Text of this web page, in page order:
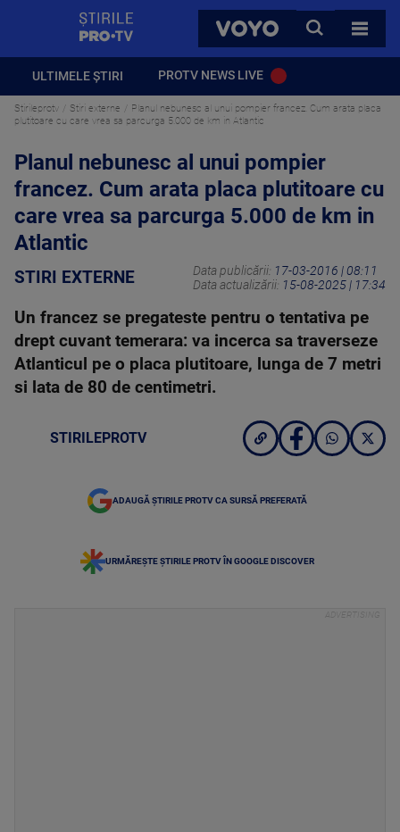
VOYO
CAUTA
TOATE
ULTIMELE ȘTIRI PROTV NEWS LIVE
Stirileprotv Stiri externe
Planul nebunesc al unui pompier francez. Cum arata placa
plutitoare cu care vrea sa parcurga 5.000 de km in Atlantic
Planul nebunesc al unui pompier
francez. Cum arata placa plutitoare cu
care vrea sa parcurga 5.000 de km in
Atlantic
STIRI EXTERNE Data publicării: 17-03-2016 | 08:11
Data actualizării: 15-08-2025 | 17:34
Un francez se pregateste pentru o tentativa pe
drept cuvant temerara: va incerca sa traverseze
Atlanticul pe o placa plutitoare, lunga de 7 metri
si lata de 80 de centimetri.
STIRILEPROTV
ADAUGĂ ȘTIRILE PROTV CA SURSĂ PREFERATĂ
URMĂREȘTE ȘTIRILE PROTV ÎN GOOGLE DISCOVER